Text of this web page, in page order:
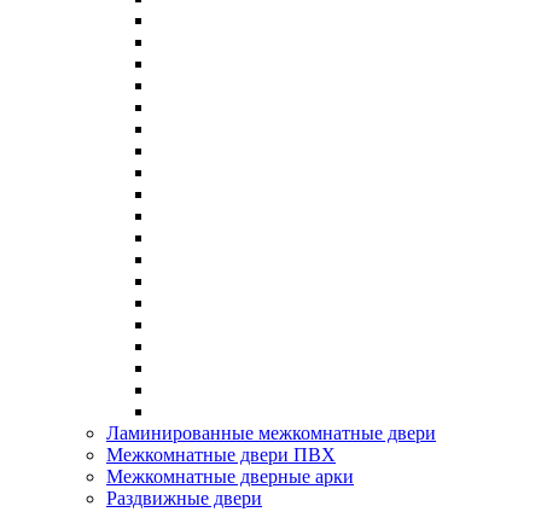
Ламинированные межкомнатные двери
Межкомнатные двери ПВХ
Межкомнатные дверные арки
Раздвижные двери